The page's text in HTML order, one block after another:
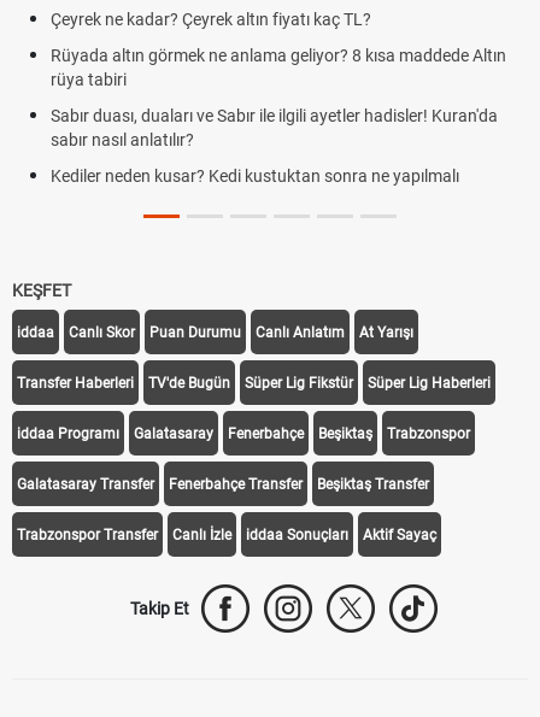
Çeyrek ne kadar? Çeyrek altın fiyatı kaç TL?
Rüyada altın görmek ne anlama geliyor? 8 kısa maddede Altın
rüya tabiri
Sabır duası, duaları ve Sabır ile ilgili ayetler hadisler! Kuran'da
sabır nasıl anlatılır?
Kediler neden kusar? Kedi kustuktan sonra ne yapılmalı
KEŞFET
iddaa Canlı Skor Puan Durumu Canlı Anlatım At Yarışı
Transfer Haberleri TV'de Bugün Süper Lig Fikstür Süper Lig Haberleri
iddaa Programı Galatasaray Fenerbahçe Beşiktaş Trabzonspor
Galatasaray Transfer Fenerbahçe Transfer Beşiktaş Transfer
Trabzonspor Transfer Canlı İzle iddaa Sonuçları Aktif Sayaç
Takip Et